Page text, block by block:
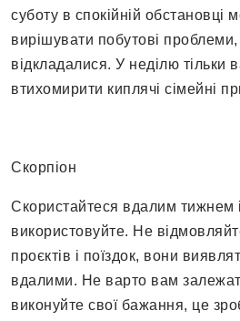
суботу в спокійній обстановці
вирішувати побутові проблеми,
відкладалися. У неділю тільки
втихомирити киплячі сімейні
Скорпіон
Скористайтеся вдалим тижнем
використовуйте. Не
проєктів і поїздок, вони
вдалими. Не варто вам
виконуйте свої бажання, це